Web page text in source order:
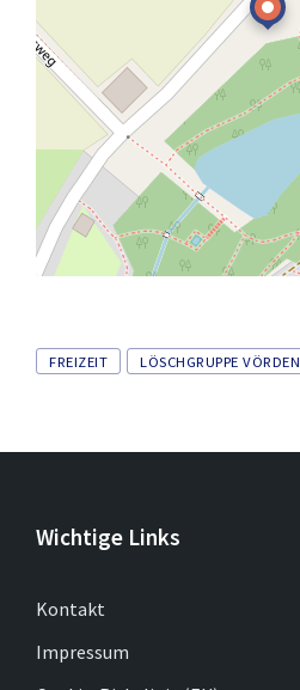
Tags
FREIZEIT LÖSCHGRUPPE VÖRDEN
Wichtige Links
Kontakt
Impressum